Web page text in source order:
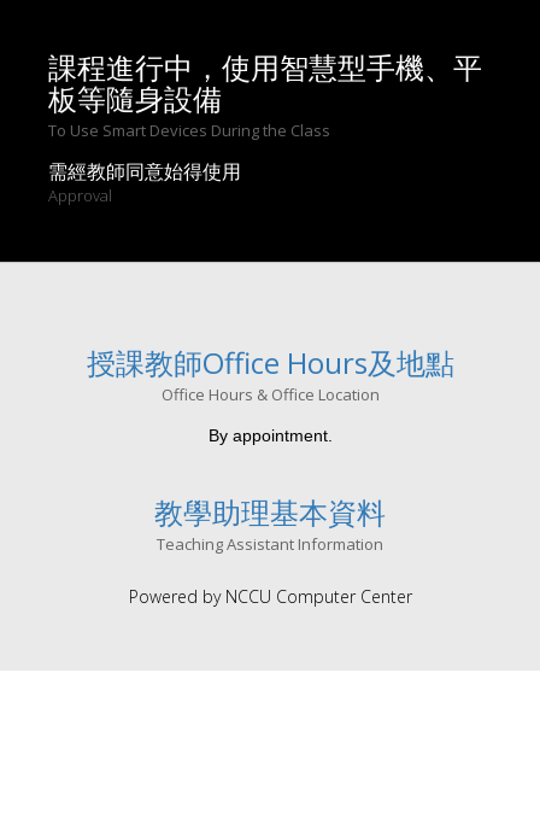
課程進行中，使用智慧型手機、平
板等隨身設備
To Use Smart Devices During the Class
需經教師同意始得使用
Approval
授課教師Office Hours及地點
Office Hours & Office Location
By appointment.
教學助理基本資料
Teaching Assistant Information
Powered by NCCU Computer Center